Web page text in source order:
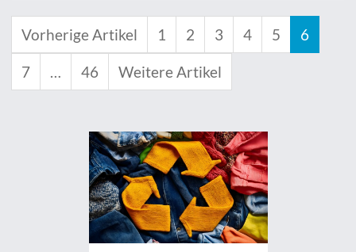
Vorherige Artikel 1 2 3 4 5 6
7 … 46 Weitere Artikel